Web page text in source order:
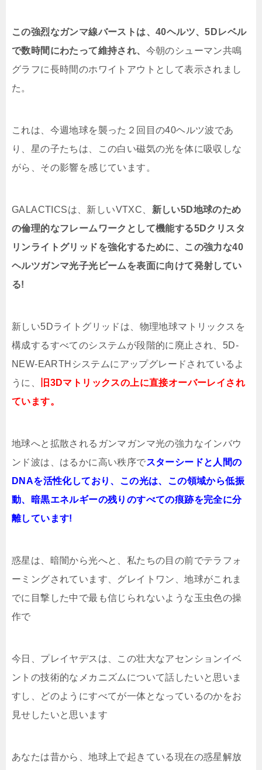
この強烈なガンマ線バーストは、40ヘルツ、5Dレベル
で数時間にわたって維持され、 今朝のシューマン共鳴
グラフに長時間のホワイトアウトとして表示されまし
た。
これは、今週地球を襲った２回目の40ヘルツ波であ
り、星の子たちは、この白い磁気の光を体に吸収しな
がら、その影響を感じています。
GALACTICSは、新しいVTXC、 新しい5D地球のため
の倫理的なフレームワークとして機能する5Dクリスタ
リンライトグリッドを強化するために、この強力な40
ヘルツガンマ光子光ビームを表面に向けて発射してい
る!
新しい5Dライトグリッドは、物理地球マトリックスを
構成するすべてのシステムが段階的に廃止され、5D-
NEW-EARTHシステムにアップグレードされているよ
うに、
旧3Dマトリックスの上に直接オーバーレイされ
ています。
地球へと拡散されるガンマガンマ光の強力なインバウ
ンド波は、はるかに高い秩序でスターシードと人間の
DNAを活性化しており、この光は、この領域から低振
動、暗黒エネルギーの残りのすべての痕跡を完全に分
離しています!
惑星は、暗闇から光へと、私たちの目の前でテラフォ
ーミングされています、グレイトワン、地球がこれま
でに目撃した中で最も信じられないような玉虫色の操
作で
今日、プレイヤデスは、この壮大なアセンションイベ
ントの技術的なメカニズムについて話したいと思いま
すし、どのようにすべてが一体となっているのかをお
見せしたいと思います
あなたは昔から、地球上で起きている現在の惑星解放